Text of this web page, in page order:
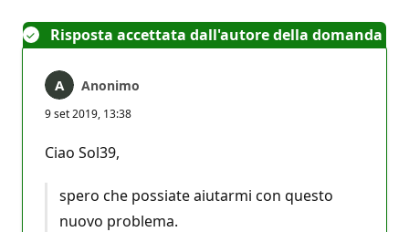
Risposta accettata dall'autore della domanda
Anonimo
9 set 2019, 13:38
Ciao Sol39,
spero che possiate aiutarmi con questo
nuovo problema.